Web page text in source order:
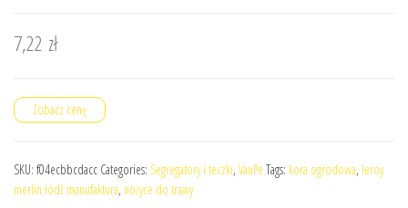
7,22 zł
Zobacz cenę
SKU: f04ecbbcdacc Categories: Segregatory i teczki, VauPe Tags: kora ogrodowa, leroy
merlin łódź manufaktura, nożyce do trawy